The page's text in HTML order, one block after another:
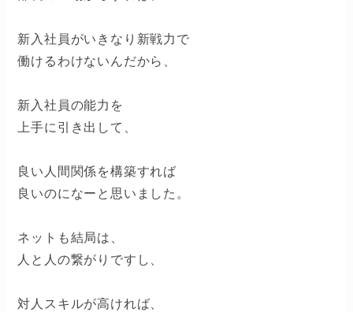
新入社員がいきなり新戦力で
働けるわけないんだから、
新入社員の能力を
上手に引き出して、
良い人間関係を構築すれば
良いのになーと思いました。
ネットも結局は、
人と人の繋がりですし、
対人スキルが高ければ、